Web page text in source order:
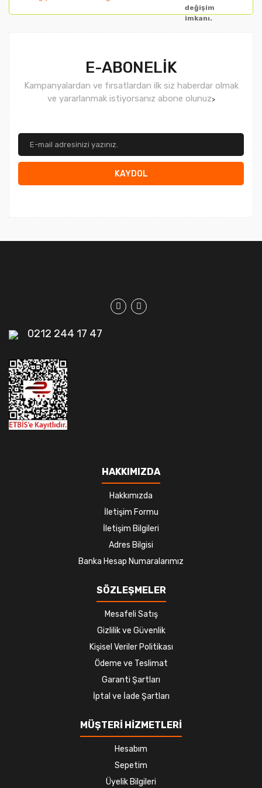
değişim
imkanı.
E-ABONELİK
Kampanyalardan ve fırsatlardan ilk siz haberdar olmak
ve yararlanmak istiyorsanız abone olunuz>
KAYDOL
0212 244 17 47
HAKKIMIZDA
Hakkımızda
İletişim Formu
İletişim Bilgileri
Adres Bilgisi
Banka Hesap Numaralarımız
SÖZLEŞMELER
Mesafeli Satış
Gizlilik ve Güvenlik
Kişisel Veriler Politikası
Ödeme ve Teslimat
Garanti Şartları
İptal ve İade Şartları
MÜŞTERİ HİZMETLERİ
Hesabım
Sepetim
Üyelik Bilgileri